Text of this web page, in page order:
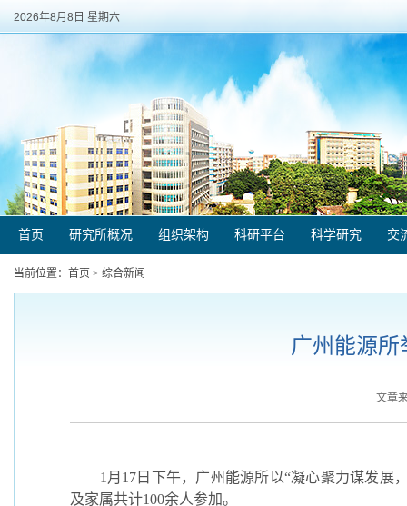
2026年8月8日 星期六
首页 研究所概况 组织架构 科研平台 科学研究 交
当前位置： 首页 > 综合新闻
广州能源所
文章
1 月 17 日下午，广州能源所以“凝心聚力谋发展
及家属共计100余人参加。